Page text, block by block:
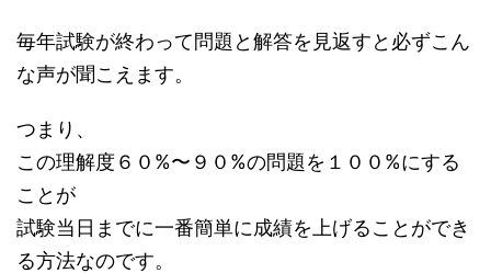
毎年試験が終わって問題と解答を見返すと必ずこん
な声が聞こえます。
つまり、
この理解度６０%〜９０%の問題を１００%にする
ことが
試験当日までに一番簡単に成績を上げることができ
る方法なのです。